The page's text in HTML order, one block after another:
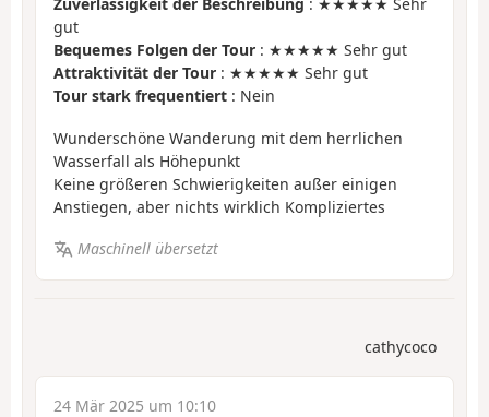
Zuverlässigkeit der Beschreibung : ★★★★★ Sehr
gut
Bequemes Folgen der Tour : ★★★★★ Sehr gut
Attraktivität der Tour : ★★★★★ Sehr gut
Tour stark frequentiert : Nein
Wunderschöne Wanderung mit dem herrlichen
Wasserfall als Höhepunkt
Keine größeren Schwierigkeiten außer einigen
Anstiegen, aber nichts wirklich Kompliziertes
Maschinell übersetzt
cathycoco
24 Mär 2025 um 10:10